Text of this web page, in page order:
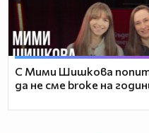
С Мими Шишкова
да не сме broke на